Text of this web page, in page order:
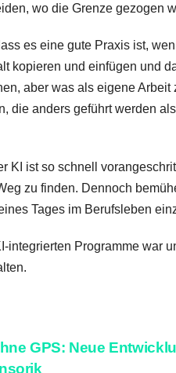
wo die Grenze gezogen
es eine gute Praxis ist,
kopieren und einfügen und
aber was als eigene
die anders geführt werden
KI ist so schnell
zu finden. Dennoch
Tages im Berufsleben
integrierten Programme war
GPS: Neue